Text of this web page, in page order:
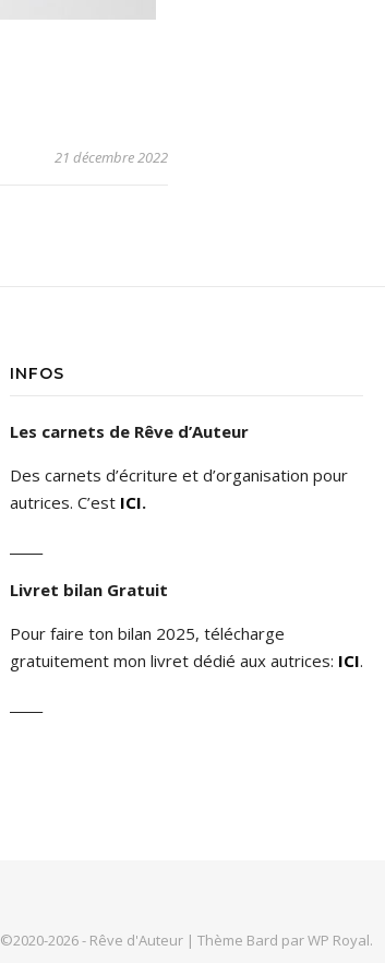
21 décembre 2022
INFOS
Les carnets de Rêve d’Auteur
Des carnets d’écriture et d’organisation pour
autrices. C’est ICI.
Livret bilan Gratuit
Pour faire ton bilan 2025, télécharge
gratuitement mon livret dédié aux autrices: ICI.
©2020-2026 - Rêve d'Auteur | Thème Bard parWP Royal.